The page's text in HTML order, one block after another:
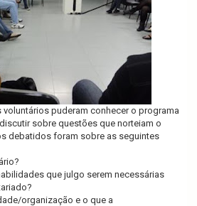
puderam conhecer o programa
sobre questões que norteiam o
debatidos foram sobre as seguintes
que julgo serem necessárias
organização e o que a